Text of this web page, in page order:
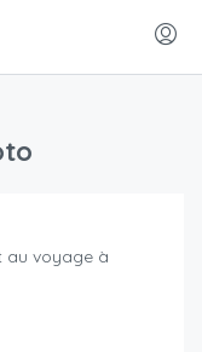
au voyage à